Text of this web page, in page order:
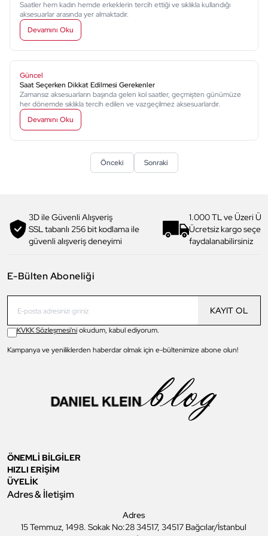
Saatler hem kadın hemde erkeklerin tercih ettiği ve sıklıkla kullandığı
aksesuarlar arasında yer almaktadır.
Devamını Oku
Güncel
Saat Seçerken Dikkat Edilmesi Gerekenler
Zamansız aksesuarların başında gelen kol saatler, geçmişten günümüze
her dönemde sıklıkla tercih edilen ve vazgeçilmez aksesuarlardır.
Devamını Oku
Önceki Sonraki
3D ile Güvenli Alışveriş
SSL tabanlı 256 bit kodlama ile
güvenli alışveriş deneyimi
1.000 TL ve Üzeri
Ücretsiz kargo
faydalanabilirsiniz
E-Bülten Aboneliği
KAYIT OL
KVKK Sözleşmesi'niokudum, kabul ediyorum.
Kampanya ve yeniliklerden haberdar olmak için e-bültenimize abone olun!
ÖNEMLİ BİLGİLER
HIZLI ERİŞİM
ÜYELİK
Adres & İletişim
Adres
15 Temmuz, 1498. Sokak No:28 34517, 34517 Bağcılar/İstanbul